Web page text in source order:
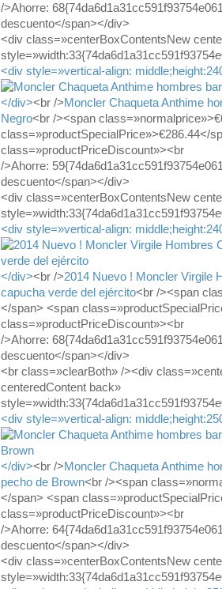
/>Ahorre:
descuento</span></div>
<div class=»centerBoxContentsNew
<div style=»vertical-align:
</div><br />Moncler Chaqueta Anthime
Negro<br /><span
class=»productSpecialPrice»>€286.44</
class=»productPriceDiscount»><br
/>Ahorre:
descuento</span></div>
<div class=»centerBoxContentsNew
<div style=»vertical-align:
</div><br />2014 Nuevo ! Moncler Virgile
capucha verde del ejército<br /><span
</span> <span
class=»productPriceDiscount»><br
/>Ahorre:
descuento</span></div>
<br class=»clearBoth» /><div
centeredContent back»
<div style=»vertical-align:
</div><br />Moncler Chaqueta Anthime
pecho de Brown<br /><span
</span> <span
class=»productPriceDiscount»><br
/>Ahorre:
descuento</span></div>
<div class=»centerBoxContentsNew